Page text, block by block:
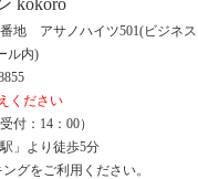
地 アサノハイツ501(ビジネス
ル内)
ください
付：14：00）
」より徒歩5分
グをご利用ください。